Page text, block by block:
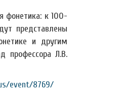
фонетика: к 100-
представлены
и другим
профессора Л.В.
event/8769/